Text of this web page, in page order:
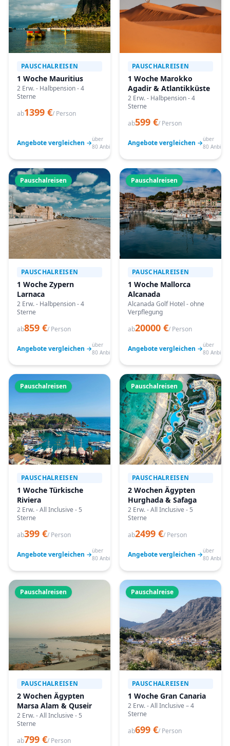
PAUSCHALREISEN
1 Woche Mauritius
2 Erw. - Halbpension - 4
Sterne
ab1399 €/ Person
Angebote vergleichen →über
80 Anbieter
PAUSCHALREISEN
1 Woche Marokko
Agadir & Atlantikküste
2 Erw. - Halbpension - 4
Sterne
ab599 €/ Person
Angebote vergleichen →über
80
Pauschalreisen
PAUSCHALREISEN
1 Woche Zypern
Larnaca
2 Erw. - Halbpension - 4
Sterne
ab859 €/ Person
Angebote vergleichen →über
80 Anbieter
Pauschalreisen
PAUSCHALREISEN
1 Woche Mallorca
Alcanada
Alcanada Golf Hotel - ohne
Verpflegung
ab20000 €/ Person
Angebote vergleichen →über
80
Pauschalreisen
PAUSCHALREISEN
1 Woche Türkische
Riviera
2 Erw. - All Inclusive - 5
Sterne
ab399 €/ Person
Angebote vergleichen →über
80 Anbieter
Pauschalreisen
PAUSCHALREISEN
2 Wochen Ägypten
Hurghada & Safaga
2 Erw. - All Inclusive - 5
Sterne
ab2499 €/ Person
Angebote vergleichen →über
80
Pauschalreisen
PAUSCHALREISEN
2 Wochen Ägypten
Marsa Alam & Quseir
2 Erw. - All Inclusive - 5
Sterne
ab799 €/ Person
Pauschalreise
PAUSCHALREISEN
1 Woche Gran Canaria
2 Erw. - All Inclusive – 4
Sterne
ab699 €/ Person